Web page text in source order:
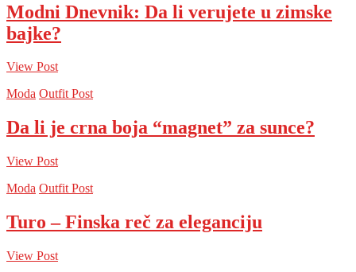
Modni Dnevnik: Da li verujete u zimske
bajke?
View Post
Moda Outfit Post
Da li je crna boja “magnet” za sunce?
View Post
Moda Outfit Post
Turo – Finska reč za eleganciju
View Post